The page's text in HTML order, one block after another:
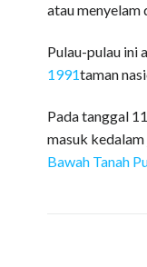
atau menyelam
Pulau-pulau ini
1991taman
Pada tanggal
masuk
Bawah Tanah